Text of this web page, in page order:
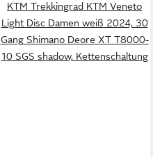
KTM Trekkingrad KTM Veneto
Light Disc Damen weiß 2024, 30
Gang Shimano Deore XT T8000-
10 SGS shadow, Kettenschaltung